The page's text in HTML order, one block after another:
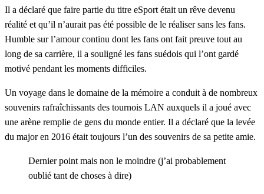
Il a déclaré que faire partie du titre eSport était un rêve devenu
réalité et qu’il n’aurait pas été possible de le réaliser sans les fans.
Humble sur l’amour continu dont les fans ont fait preuve tout au
long de sa carrière, il a souligné les fans suédois qui l’ont gardé
motivé pendant les moments difficiles.
Un voyage dans le domaine de la mémoire a conduit à de nombreux
souvenirs rafraîchissants des tournois LAN auxquels il a joué avec
une arène remplie de gens du monde entier. Il a déclaré que la levée
du major en 2016 était toujours l’un des souvenirs de sa petite amie.
Dernier point mais non le moindre (j’ai probablement
oublié tant de choses à dire)